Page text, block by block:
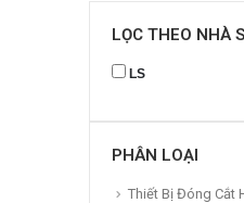
LỌC THEO NHÀ
LS
PHÂN LOẠI
Thiết Bị Đóng Cắt